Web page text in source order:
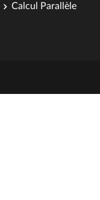
Calcul Parallèle